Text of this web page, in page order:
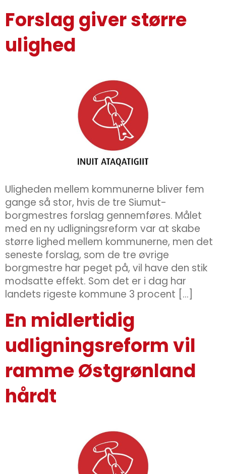
Forslag giver større
ulighed
Uligheden mellem kommunerne bliver fem
gange så stor, hvis de tre Siumut-
borgmestres forslag gennemføres. Målet
med en ny udligningsreform var at skabe
større lighed mellem kommunerne, men det
seneste forslag, som de tre øvrige
borgmestre har peget på, vil have den stik
modsatte effekt. Som det er i dag har
landets rigeste kommune 3 procent […]
En midlertidig
udligningsreform vil
ramme Østgrønland
hårdt